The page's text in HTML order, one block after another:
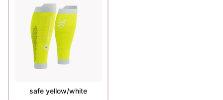
safe yellow/white